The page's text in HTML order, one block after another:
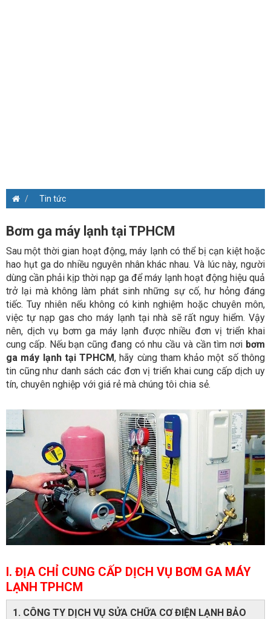
Tin tức
Bơm ga máy lạnh tại TPHCM
Sau một thời gian hoạt động, máy lạnh có thể bị cạn kiệt hoặc
hao hụt ga do nhiều nguyên nhân khác nhau. Và lúc này, người
dùng cần phải kịp thời nạp ga để máy lạnh hoạt động hiệu quả
trở lại mà không làm phát sinh những sự cố, hư hỏng đáng
tiếc. Tuy nhiên nếu không có kinh nghiệm hoặc chuyên môn,
việc tự nạp gas cho máy lạnh tại nhà sẽ rất nguy hiểm. Vậy
nên, dịch vụ bơm ga máy lạnh được nhiều đơn vị triển khai
cung cấp. Nếu bạn cũng đang có nhu cầu và cần tìm nơi bơm
ga máy lạnh tại TPHCM, hãy cùng tham khảo một số thông
tin cũng như danh sách các đơn vị triển khai cung cấp dịch uy
tín, chuyên nghiệp với giá rẻ mà chúng tôi chia sẻ.
I. ĐỊA CHỈ CUNG CẤP DỊCH VỤ BƠM GA MÁY
LẠNH TPHCM
1. CÔNG TY DỊCH VỤ SỬA CHỮA CƠ ĐIỆN LẠNH BẢO